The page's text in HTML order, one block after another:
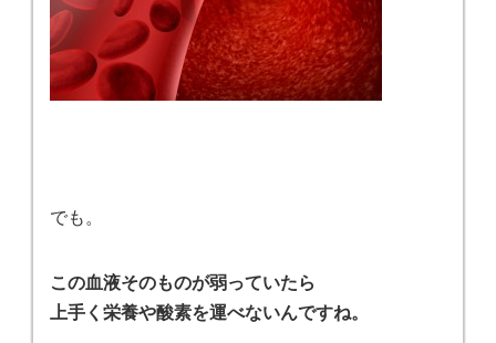
でも。
この血液そのものが弱っていたら
上手く栄養や酸素を運べないんですね。